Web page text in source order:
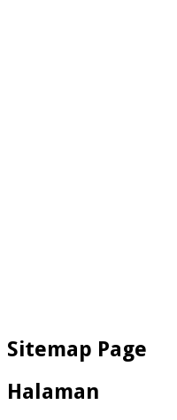
Sitemap Page
Halaman